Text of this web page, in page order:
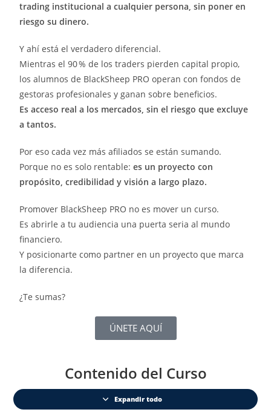
trading institucional a cualquier persona, sin poner en
riesgo su dinero.
Y ahí está el verdadero diferencial.
Mientras el 90 % de los traders pierden capital propio,
los alumnos de BlackSheep PRO operan con fondos de
gestoras profesionales y ganan sobre beneficios.
Es acceso real a los mercados, sin el riesgo que excluye
a tantos.
Por eso cada vez más afiliados se están sumando.
Porque no es solo rentable:es un proyecto con
propósito, credibilidad y visión a largo plazo.
Promover BlackSheep PRO no es mover un curso.
Es abrirle a tu audiencia una puerta seria al mundo
financiero.
Y posicionarte como partner en un proyecto que marca
la diferencia.
¿Te sumas?
ÚNETE AQUÍ
Contenido del Curso
Expandir todo